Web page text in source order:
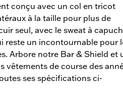
conçu avec un col en tricot
à la taille pour plus de
seul, avec le sweat à
reste un incontournable pour
Arbore notre Bar & Shield et
vêtements de course des
ses spécifications ci-